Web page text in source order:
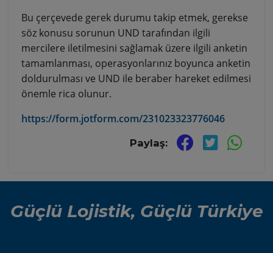
Bu çerçevede gerek durumu takip etmek, gerekse
söz konusu sorunun UND tarafından ilgili
mercilere iletilmesini sağlamak üzere ilgili anketin
tamamlanması, operasyonlarınız boyunca anketin
doldurulması ve UND ile beraber hareket edilmesi
önemle rica olunur.
https://form.jotform.com/231023323776046
Paylaş:
Güçlü Lojistik, Güçlü Türkiye